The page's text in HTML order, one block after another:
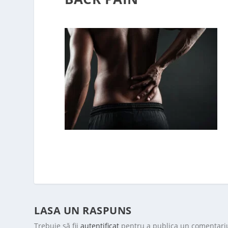
LASA UN RASPUNS
Trebuie să fiiautentificat pentru a publica un